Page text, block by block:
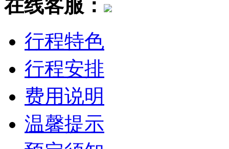
在线客服：
行程特色
行程安排
费用说明
温馨提示